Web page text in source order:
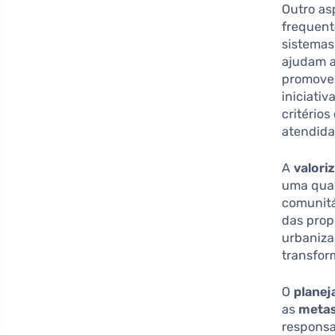
Outro
ajudam
critérios
A
uma
das
O
as